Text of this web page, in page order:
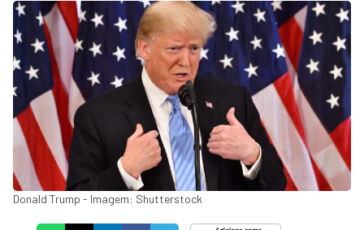
Donald Trump - Imagem: Shutterstock